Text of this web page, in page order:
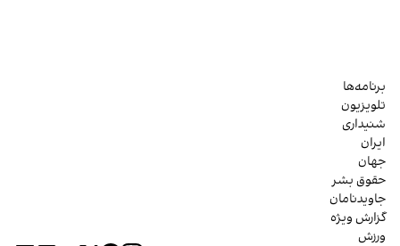
برنامه‌ها
تلویزیون
شنیداری
ایران
جهان
حقوق بشر
جاویدنامان
گزارش ویژه
ورزش